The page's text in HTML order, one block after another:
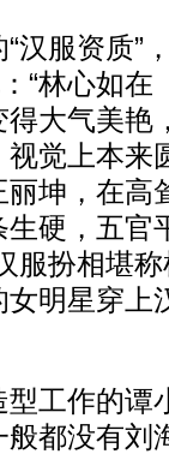
服资质”
“林心如
大气美艳
觉上本来
坤，在高
硬，五官
服扮相堪
明星穿上
作的谭
都没有刘